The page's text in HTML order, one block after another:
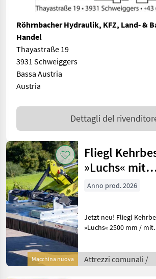
Röhrnbacher Hydraulik, KFZ, Land- &
Handel
Thayastraße 19
3931 Schweiggers
Bassa Austria
Austria
Dettagli del
Macchina nuova
Fliegl
»Luchs« mit
Anfahrtsrollen
Anno prod. 2026
Jetzt neu! Fliegl
»Luchs« 2500 mm / mit
verzinkt Der Eckbesen sorgt
dafür, dass der Kehrbesen
Attrezzi comunali /